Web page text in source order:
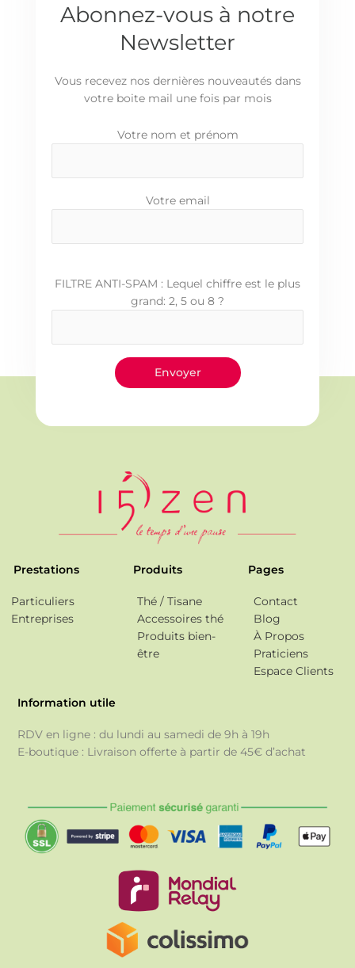
Abonnez-vous à notre
Newsletter
Vous recevez nos dernières nouveautés dans
votre boite mail une fois par mois
Votre nom et prénom
Votre email
FILTRE ANTI-SPAM : Lequel chiffre est le plus
grand: 2, 5 ou 8 ?
Prestations
Particuliers
Entreprises
Produits
Thé / Tisane
Accessoires thé
Produits bien-
être
Pages
Contact
Blog
À Propos
Praticiens
Espace Clients
Information utile
RDV en ligne : du lundi au samedi de 9h à 19h
E-boutique : Livraison offerte à partir de 45€ d’achat